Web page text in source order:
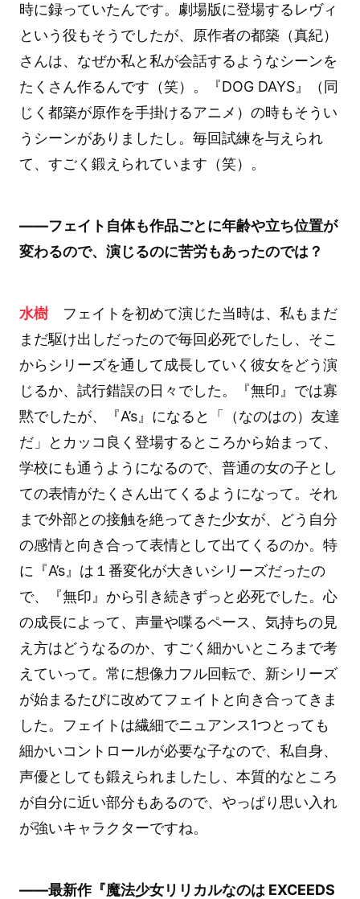
時に録っていたんです。劇場版に登場するレヴィ
という役もそうでしたが、原作者の都築（真紀）
さんは、なぜか私と私が会話するようなシーンを
たくさん作るんです（笑）。『DOG DAYS』（同
じく都築が原作を手掛けるアニメ）の時もそうい
うシーンがありましたし。毎回試練を与えられ
て、すごく鍛えられています（笑）。
――フェイト自体も作品ごとに年齢や立ち位置が
変わるので、演じるのに苦労もあったのでは？
水樹フェイトを初めて演じた当時は、私もまだ
まだ駆け出しだったので毎回必死でしたし、そこ
からシリーズを通して成長していく彼女をどう演
じるか、試行錯誤の日々でした。『無印』では寡
黙でしたが、『A’s』になると「（なのはの）友達
だ」とカッコ良く登場するところから始まって、
学校にも通うようになるので、普通の女の子とし
ての表情がたくさん出てくるようになって。それ
まで外部との接触を絶ってきた少女が、どう自分
の感情と向き合って表情として出てくるのか。特
に『A’s』は１番変化が大きいシリーズだったの
で、『無印』から引き続きずっと必死でした。心
の成長によって、声量や喋るペース、気持ちの見
え方はどうなるのか、すごく細かいところまで考
えていって。常に想像力フル回転で、新シリーズ
が始まるたびに改めてフェイトと向き合ってきま
した。フェイトは繊細でニュアンス1つとっても
細かいコントロールが必要な子なので、私自身、
声優としても鍛えられましたし、本質的なところ
が自分に近い部分もあるので、やっぱり思い入れ
が強いキャラクターですね。
――最新作『魔法少女リリカルなのは EXCEEDS